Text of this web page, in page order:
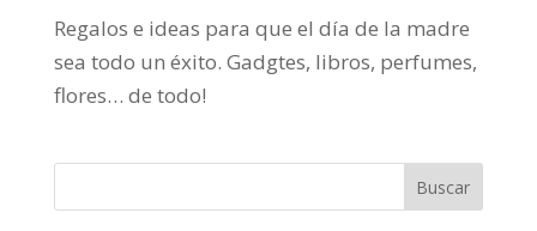
Regalos e ideas para que el día de la madre
sea todo un éxito. Gadgtes, libros, perfumes,
flores… de todo!
Buscar